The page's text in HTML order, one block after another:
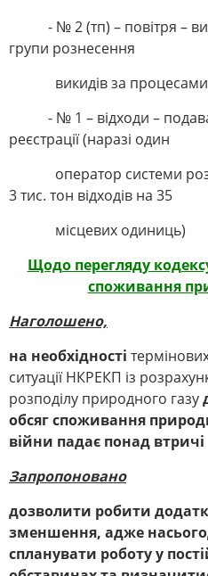
- № 2 (тп) – повітря –
групи рознесення
викидів за процесами
- № 1 – відходи –
реєстрації (наразі один
оператор системи
3 тис. тон відходів на 35
місцевих одиниць)
Щодо перегляду
споживання
Наголошено,
на необхідності
ситуації НКРЕКП із
розподілу природного газу
обсяг споживання
війни падає понад втричі
Запропоновано
дозволити робити
зменшення, адже
спланувати роботу у